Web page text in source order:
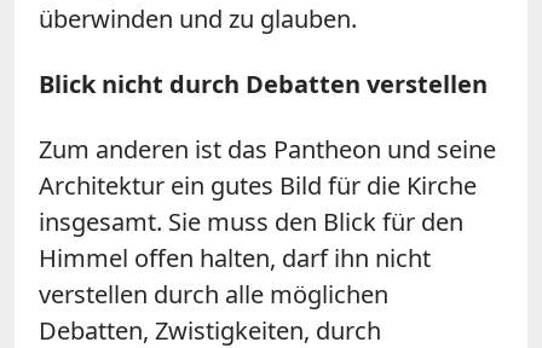
überwinden und zu glau­ben.
Blick nicht durch Debatten verstellen
Zum anderen ist das Pantheon und seine
Architektur ein gutes Bild für die Kirche
insgesamt. Sie muss den Blick für den
Himmel offen halten, darf ihn nicht
verstellen durch alle möglichen
Debatten, Zwistigkeiten, durch